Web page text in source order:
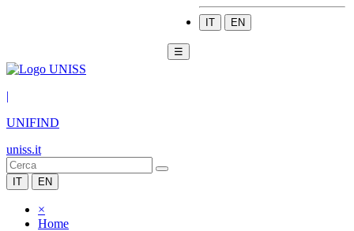
IT EN
☰
|
UNIFIND
uniss.it
IT EN
×
Home